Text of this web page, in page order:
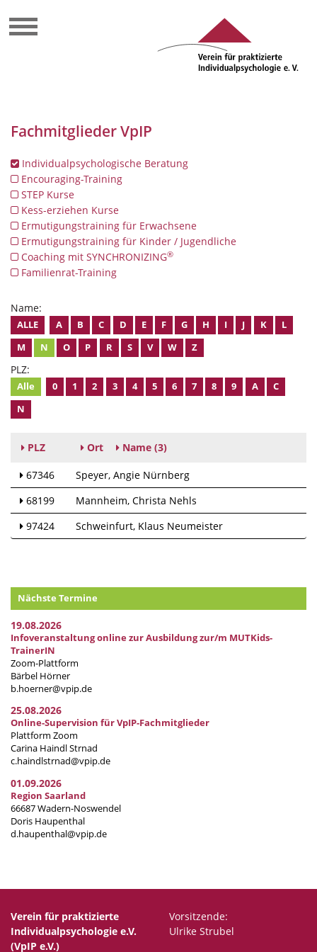
Fachmitglieder VpIP
Individualpsychologische Beratung
Encouraging-Training
STEP Kurse
Kess-erziehen Kurse
Ermutigungstraining für Erwachsene
Ermutigungstraining für Kinder / Jugendliche
Coaching mit SYNCHRONIZING®
Familienrat-Training
Name:
ALLE A B C D E F G H I J K
L
M
N O P R S V W Z
PLZ:
Alle 0 1 2 3 4 5 6 7 8 9 A
C
N
PLZ Ort Name (3)
67346 Speyer Angie Nürnberg
68199
Mannheim Christa Nehls
97424
Schweinfurt Klaus Neumeister
Nächste Termine
19.08.2026
Infoveranstaltung online zur Ausbildung zur/m MUTKids-
TrainerIN
Zoom-Plattform
Bärbel Hörner
b.hoerner@vpip.de
25.08.2026
Online-Supervision für VpIP-Fachmitglieder
Plattform Zoom
Carina Haindl Strnad
c.haindlstrnad@vpip.de
01.09.2026
Region Saarland
66687 Wadern-Noswendel
Doris Haupenthal
d.haupenthal@vpip.de
Verein für praktizierte
Individualpsychologie e.V.
(VpIP e.V.)
Vorsitzende:
Ulrike Strubel